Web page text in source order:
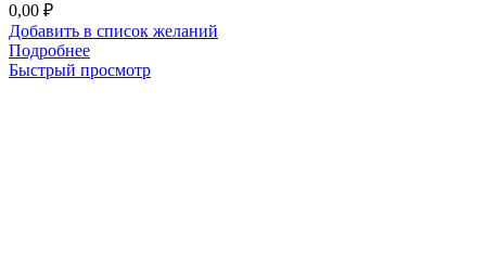
0,00 ₽
Добавить в список желаний
Подробнее
Быстрый просмотр